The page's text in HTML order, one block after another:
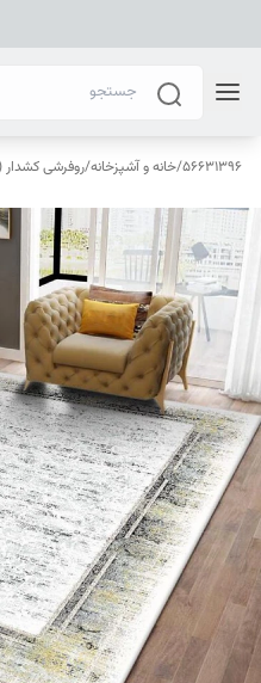
56631396
/خانه و آشپزخانه/روفرشی کشدار